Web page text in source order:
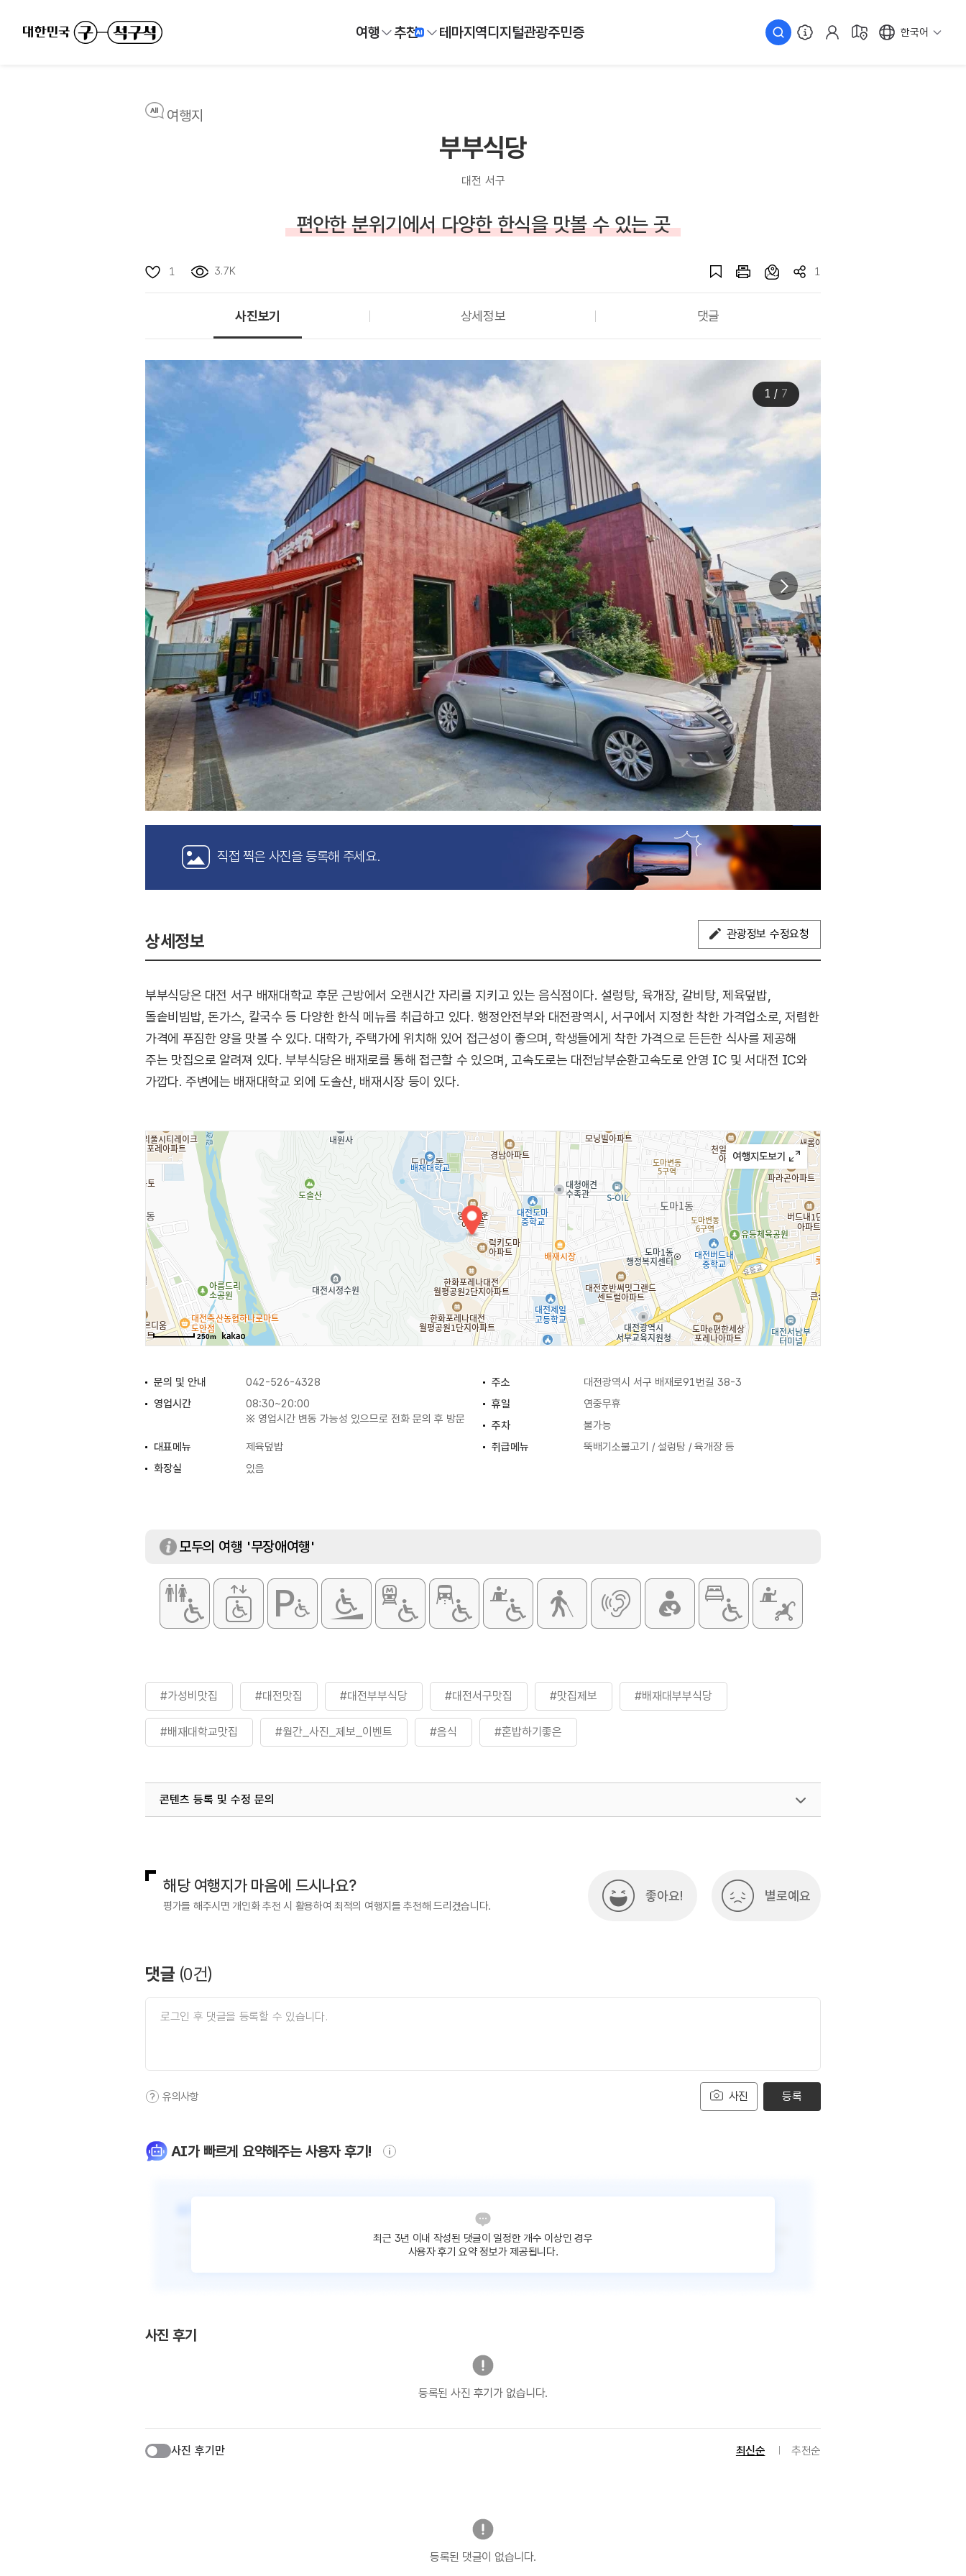
여행 추천 테마지역디지털관광주민증 한국어
여행지
부부식당
대전 서구
편안한 분위기에서 다양한 한식을 맛볼 수 있는 곳
1 3.7K 1
사진보기 상세정보 댓글
1 / 7
직접 찍은 사진을 등록해 주세요.
상세정보 관광정보 수정요청
부부식당은 대전 서구 배재대학교 후문 근방에서 오랜시간 자리를 지키고 있는 음식점이다. 설렁탕, 육개장, 갈비탕, 제육덮밥,
돌솥비빔밥, 돈가스, 칼국수 등 다양한 한식 메뉴를 취급하고 있다. 행정안전부와 대전광역시, 서구에서 지정한 착한 가격업소로, 저렴한
가격에 푸짐한 양을 맛볼 수 있다. 대학가, 주택가에 위치해 있어 접근성이 좋으며, 학생들에게 착한 가격으로 든든한 식사를 제공해
주는 맛집으로 알려져 있다. 부부식당은 배재로를 통해 접근할 수 있으며, 고속도로는 대전남부순환고속도로 안영 IC 및 서대전 IC와
가깝다. 주변에는 배재대학교 외에 도솔산, 배재시장 등이 있다.
250m
문의 및 안내 042-526-4328 주소
대전광역시 서구 배재로91번길 38-3
영업시간
08:30~20:00
※ 영업시간 변동 가능성 있으므로 전화 문의 후 방문
휴일
연중무휴
주차
불가능
대표메뉴
제육덮밥 취급메뉴
뚝배기소불고기 / 설렁탕 / 육개장 등
화장실
있음
모두의 여행 '무장애여행'
#가성비맛집 #대전맛집 #대전부부식당 #대전서구맛집 #맛집제보 #배재대부부식당
#배재대학교맛집 #월간_사진_제보_이벤트 #음식 #혼밥하기좋은
콘텐츠 등록 및 수정 문의
해당 여행지가 마음에 드시나요?
평가를 해주시면 개인화 추천 시 활용하여 최적의 여행지를 추천해 드리겠습니다.
좋아요! 별로예요
댓글 (0건)
사진
유의사항 등록
AI가 빠르게 요약해주는 사용자 후기!
최근 3년 이내 작성된 댓글이 일정한 개수 이상인 경우
사용자 후기 요약 정보가 제공됩니다.
사진 후기
등록된 사진 후기가 없습니다.
사진 후기만 최신순 추천순
등록된 댓글이 없습니다.